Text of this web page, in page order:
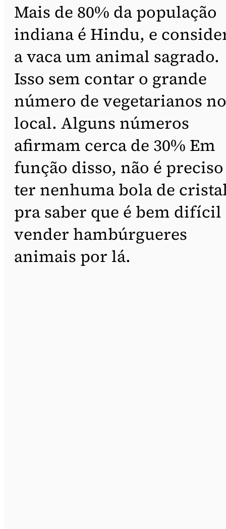
Mais de 80% da população
indiana é Hindu, e
a vaca um animal sagrado.
Isso sem contar o grande
número de vegetarianos no
local. Alguns números
afirmam cerca de 30% Em
função disso, não é preciso
ter nenhuma bola de
pra saber que é bem difícil
vender hambúrgueres
animais por lá.